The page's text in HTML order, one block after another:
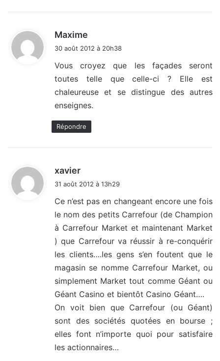
Maxime
:
30 août 2012 à 20h38
Vous croyez que les façades seront
toutes telle que celle-ci ? Elle est
chaleureuse et se distingue des autres
enseignes.
Répondre
xavier
i
:
31 août 2012 à 13h29
Ce n’est pas en changeant encore une fois
le nom des petits Carrefour (de Champion
à Carrefour Market et maintenant Market
) que Carrefour va réussir à re-conquérir
les clients….les gens s’en foutent que le
magasin se nomme Carrefour Market, ou
simplement Market tout comme Géant ou
Géant Casino et bientôt Casino Géant….
On voit bien que Carrefour (ou Géant)
sont des sociétés quotées en bourse ;
elles font n’importe quoi pour satisfaire
les actionnaires…